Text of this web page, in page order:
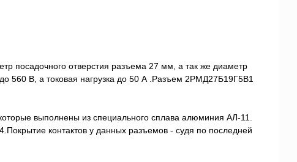
посадочного отверстия разъема 27 мм, а так же диаметр
560 В, а токовая нагрузка до 50 А .Разъем 2РМД27Б19Г5В1
выполнены из специального сплава алюминия АЛ-11.
контактов у данных разъемов - судя по последней